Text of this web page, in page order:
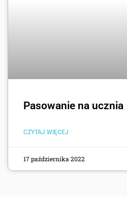
Pasowanie na ucznia
CZYTAJ WIĘCEJ
17 października 2022